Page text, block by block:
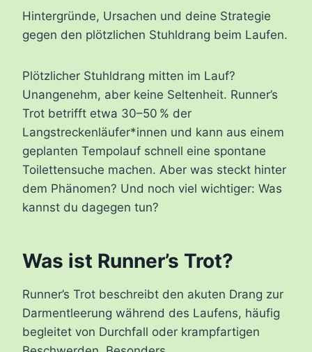
Hintergründe, Ursachen und deine Strategie
gegen den plötzlichen Stuhldrang beim Laufen.
Plötzlicher Stuhldrang mitten im Lauf?
Unangenehm, aber keine Seltenheit. Runner’s
Trot betrifft etwa 30–50 % der
Langstreckenläufer*innen und kann aus einem
geplanten Tempolauf schnell eine spontane
Toilettensuche machen. Aber was steckt hinter
dem Phänomen? Und noch viel wichtiger: Was
kannst du dagegen tun?
Was ist Runner’s Trot?
Runner’s Trot beschreibt den akuten Drang zur
Darmentleerung während des Laufens, häufig
begleitet von Durchfall oder krampfartigen